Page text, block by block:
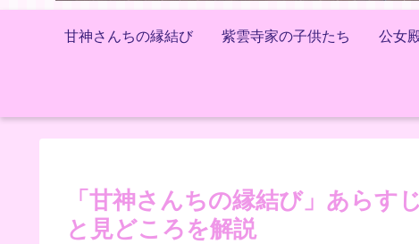
甘神さんちの縁結び 紫雲寺家の子供たち 公女
「甘神さんちの縁結び」あらす
と見どころを解説